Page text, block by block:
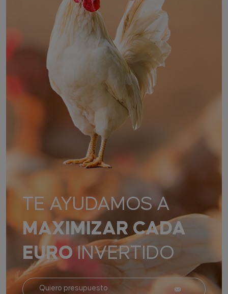
TE AYUDAMOS A
MAXIMIZAR CADA
EURO INVERTIDO
Quiero presupuesto